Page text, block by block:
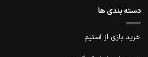
دسته بندی ها
خرید بازی از استیم